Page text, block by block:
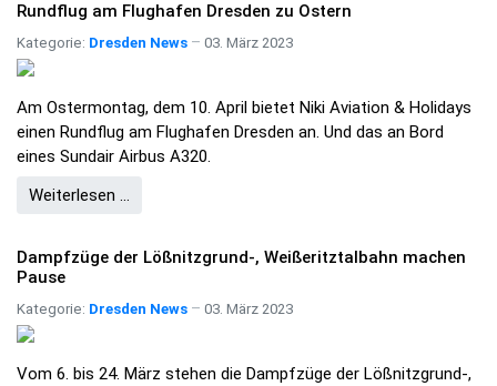
Rundflug am Flughafen Dresden zu Ostern
Kategorie: Dresden News 03. März 2023
Am Ostermontag, dem 10. April bietet Niki Aviation & Holidays
einen Rundflug am Flughafen Dresden an. Und das an Bord
eines Sundair Airbus A320.
Weiterlesen …
Dampfzüge der Lößnitzgrund-, Weißeritztalbahn machen
Pause
Kategorie: Dresden News 03. März 2023
Vom 6. bis 24. März stehen die Dampfzüge der Lößnitzgrund-,